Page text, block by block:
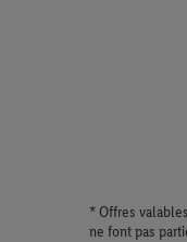
* Offres
ne font pas